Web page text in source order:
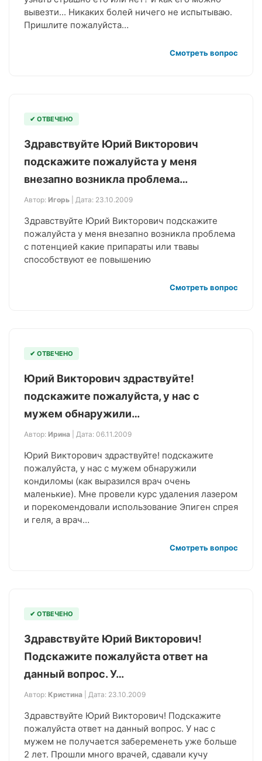
вывезти... Никаких болей ничего не испытываю.
Пришлите пожалуйста…
Смотреть вопрос
✔ ОТВЕЧЕНО
Здравствуйте Юрий Викторович
подскажите пожалуйста у меня
внезапно возникла проблема…
Автор: Игорь | Дата: 23.10.2009
Здравствуйте Юрий Викторович подскажите
пожалуйста у меня внезапно возникла проблема
с потенцией какие припараты или твавы
способствуют ее повышению
Смотреть вопрос
✔ ОТВЕЧЕНО
Юрий Викторович здраствуйте!
подскажите пожалуйста, у нас с
мужем обнаружили…
Автор: Ирина | Дата: 06.11.2009
Юрий Викторович здраствуйте! подскажите
пожалуйста, у нас с мужем обнаружили
кондиломы (как выразился врач очень
маленькие). Мне провели курс удаления лазером
и порекомендовали использование Эпиген спрея
и геля, а врач…
Смотреть вопрос
✔ ОТВЕЧЕНО
Здравствуйте Юрий Викторович!
Подскажите пожалуйста ответ на
данный вопрос. У…
Автор: Кристина | Дата: 23.10.2009
Здравствуйте Юрий Викторович! Подскажите
пожалуйста ответ на данный вопрос. У нас с
мужем не получается забеременеть уже больше
2 лет. Прошли много врачей, сдавали кучу